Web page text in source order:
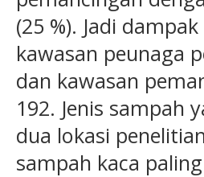
(25 %). Jadi
kawasan peunaga
dan kawasan
192. Jenis sampah
dua lokasi
sampah kaca